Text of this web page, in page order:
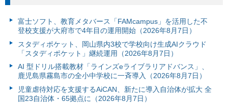
富⼠ソフト、教育メタバース「FAMcampus」を活用した不
登校支援が大府市で4年目の運用開始（2026年8月7日）
スタディポケット、岡山県内3校で学校向け生成AIクラウド
「スタディポケット」継続運用（2026年8月7日）
AI 型ドリル搭載教材「ラインズeライブラリアドバンス」、
鹿児島県霧島市の全小中学校に一斉導入（2026年8月7日）
児童虐待対応を支援するAiCAN、新たに導入自治体が拡大 全
国23自治体・65拠点に（2026年8月7日）